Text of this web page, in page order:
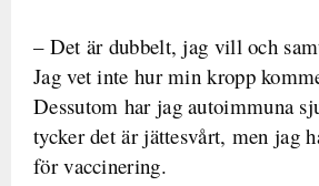
– Det är dubbelt, jag vill och
Jag vet inte hur min kropp
Dessutom har jag autoimmuna
tycker det är jättesvårt, men jag
för vaccinering.